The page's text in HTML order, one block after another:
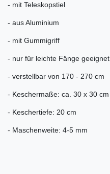
- mit Teleskopstiel
- aus Aluminium
- mit Gummigriff
- nur für leichte Fänge geeignet
- verstellbar von 170 - 270 cm
- Keschermaße: ca. 30 x 30 cm
- Keschertiefe: 20 cm
- Maschenweite: 4-5 mm